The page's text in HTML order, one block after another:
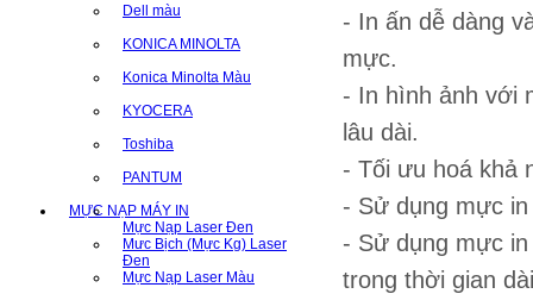
Dell màu
KONICA MINOLTA
Konica Minolta Màu
KYOCERA
Toshiba
PANTUM
MỰC NẠP MÁY IN
Mực Nạp Laser Đen
Mưc Bịch (Mực Kg) Laser
Đen
Mực Nạp Laser Màu
- In ấn dễ dàng
mực.
- In hình ảnh với
lâu dài.
- Tối ưu hoá khả
- Sử dụng mực
- Sử dụng mực
trong thời gian